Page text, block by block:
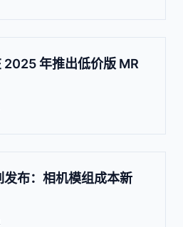
2025 年推出低价版 MR
布：相机模组成本新